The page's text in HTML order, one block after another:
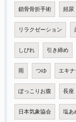
鎖骨骨折手術 頻尿
リラクゼーション
しびれ 引き締め
雨 つゆ エキナ
ぽっこりお腹 長座
日本気象協会 塩あ